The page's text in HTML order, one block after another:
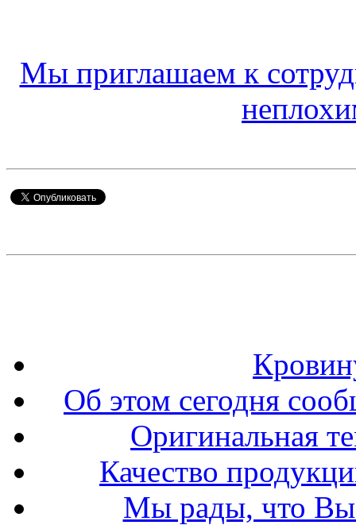
Мы приглашаем к
Об этом сегодня
Оригинальная
Качество
Мы рады, что Вы